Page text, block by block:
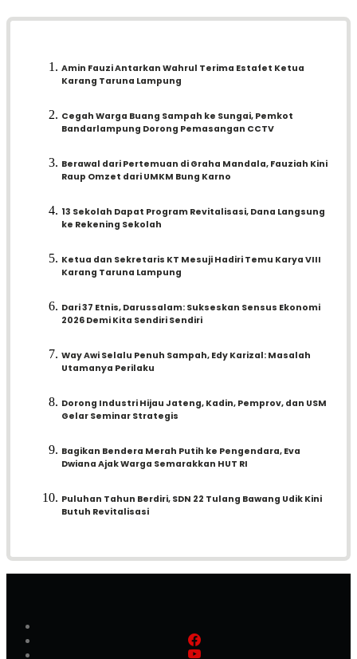
Amin Fauzi Antarkan Wahrul Terima Estafet Ketua
Karang Taruna Lampung
Cegah Warga Buang Sampah ke Sungai, Pemkot
Bandarlampung Dorong Pemasangan CCTV
Berawal dari Pertemuan di Graha Mandala, Fauziah Kini
Raup Omzet dari UMKM Bung Karno
13 Sekolah Dapat Program Revitalisasi, Dana Langsung
ke Rekening Sekolah
Ketua dan Sekretaris KT Mesuji Hadiri Temu Karya VIII
Karang Taruna Lampung
Dari 37 Etnis, Darussalam: Sukseskan Sensus Ekonomi
2026 Demi Kita Sendiri Sendiri
Way Awi Selalu Penuh Sampah, Edy Karizal: Masalah
Utamanya Perilaku
Dorong Industri Hijau Jateng, Kadin, Pemprov, dan USM
Gelar Seminar Strategis
Bagikan Bendera Merah Putih ke Pengendara, Eva
Dwiana Ajak Warga Semarakkan HUT RI
Puluhan Tahun Berdiri, SDN 22 Tulang Bawang Udik Kini
Butuh Revitalisasi